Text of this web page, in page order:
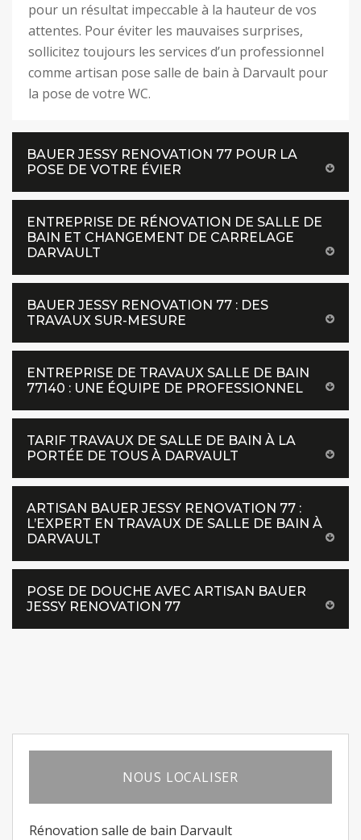
pour un résultat impeccable à la hauteur de vos
attentes. Pour éviter les mauvaises surprises,
sollicitez toujours les services d’un professionnel
comme artisan pose salle de bain à Darvault pour
la pose de votre WC.
BAUER JESSY RENOVATION 77 POUR LA
POSE DE VOTRE ÉVIER
ENTREPRISE DE RÉNOVATION DE SALLE DE
BAIN ET CHANGEMENT DE CARRELAGE
DARVAULT
BAUER JESSY RENOVATION 77 : DES
TRAVAUX SUR-MESURE
ENTREPRISE DE TRAVAUX SALLE DE BAIN
77140 : UNE ÉQUIPE DE PROFESSIONNEL
TARIF TRAVAUX DE SALLE DE BAIN À LA
PORTÉE DE TOUS À DARVAULT
ARTISAN BAUER JESSY RENOVATION 77 :
L’EXPERT EN TRAVAUX DE SALLE DE BAIN À
DARVAULT
POSE DE DOUCHE AVEC ARTISAN BAUER
JESSY RENOVATION 77
NOUS LOCALISER
Rénovation salle de bain Darvault